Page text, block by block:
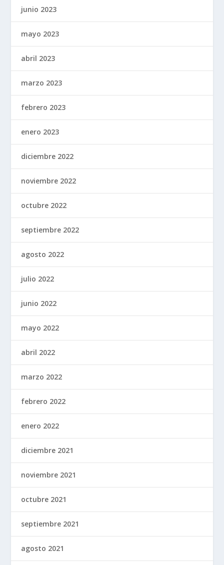
junio 2023
mayo 2023
abril 2023
marzo 2023
febrero 2023
enero 2023
diciembre 2022
noviembre 2022
octubre 2022
septiembre 2022
agosto 2022
julio 2022
junio 2022
mayo 2022
abril 2022
marzo 2022
febrero 2022
enero 2022
diciembre 2021
noviembre 2021
octubre 2021
septiembre 2021
agosto 2021